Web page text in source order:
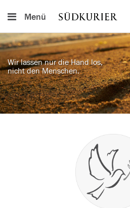
Menü
Wir lassen nur die Hand los,
nicht den Menschen.